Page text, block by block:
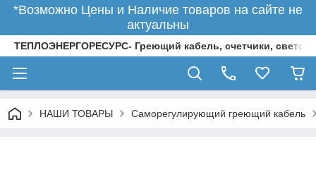
*Возможно Цены и Наличие товаров на сайте не
актуальны
ТЕПЛОЭНЕРГОРЕСУРС- Греющий кабель, счетчики,
НАШИ ТОВАРЫ Саморегулирующий греющий кабель